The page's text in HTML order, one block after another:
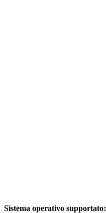
Sistema operativo supportato: